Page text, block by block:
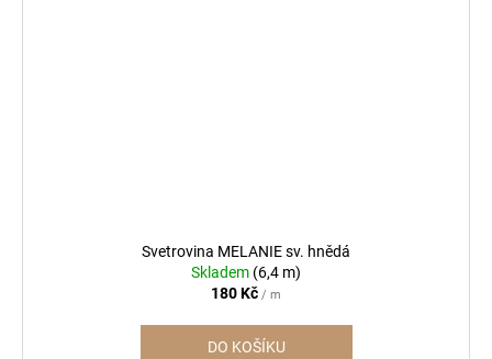
Svetrovina MELANIE sv. hnědá
Skladem (6,4 m)
180 Kč / m
DO KOŠÍKU